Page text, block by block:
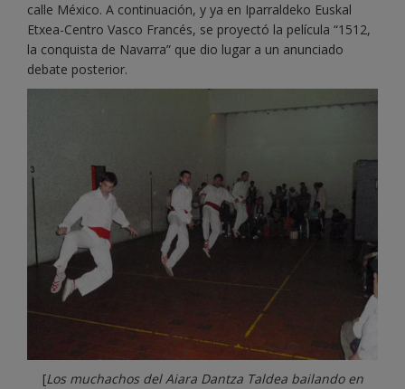
calle México. A continuación, y ya en Iparraldeko Euskal
Etxea-Centro Vasco Francés, se proyectó la película “1512,
la conquista de Navarra” que dio lugar a un anunciado
debate posterior.
[Los muchachos del Aiara Dantza Taldea bailando en